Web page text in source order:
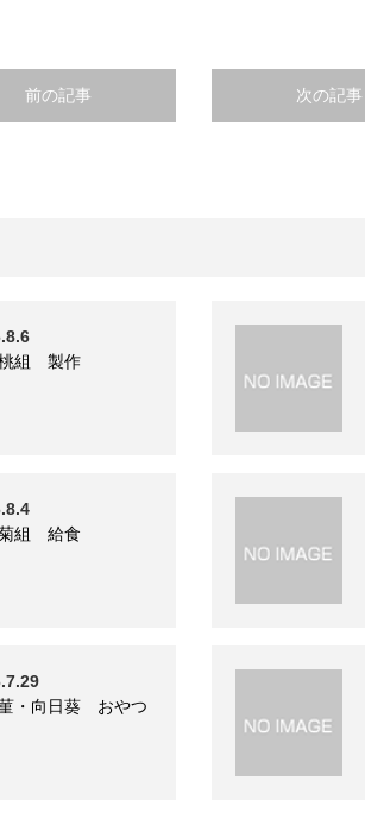
前の記事 次の記事
組 製作
組 給食
・向日葵 おやつ